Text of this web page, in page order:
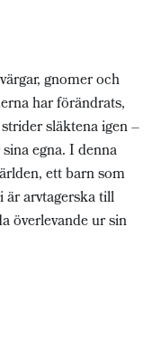
gnomer och
har förändrats,
släktena igen –
egna. I denna
ett barn som
arvtagerska till
överlevande ur sin